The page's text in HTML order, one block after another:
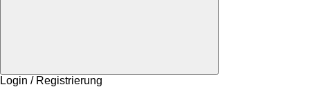
Login / Registrierung